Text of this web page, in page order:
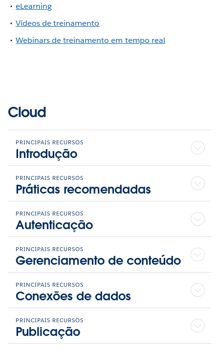
eLearning
Vídeos de treinamento
Webinars de treinamento em tempo real
Cloud
PRINCIPAIS RECURSOS
Introdução
PRINCIPAIS RECURSOS
Práticas recomendadas
PRINCIPAIS RECURSOS
Autenticação
PRINCIPAIS RECURSOS
Gerenciamento de conteúdo
PRINCIPAIS RECURSOS
Conexões de dados
PRINCIPAIS RECURSOS
Publicação